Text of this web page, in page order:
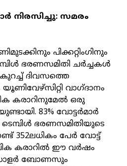
നിരസിച്ചു: സമരം
പിക്കറ്റിംഗിനും
ഭരണസമിതി ചർച്ചകൾ
ദിവസത്തെ
വാഗ്ദാനം
കരാറിനുമേൽ ഒരു
83% വോട്ടർമാർ
ഭരണസമിതിയുടെ
352ലധികം പേർ വോട്ട്
കരാറിൽ ഈ വർഷം
ഡോളർ ബോണസും